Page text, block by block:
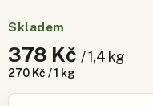
378 Kč / 1,4 kg
270 Kč / 1 kg
Skladem